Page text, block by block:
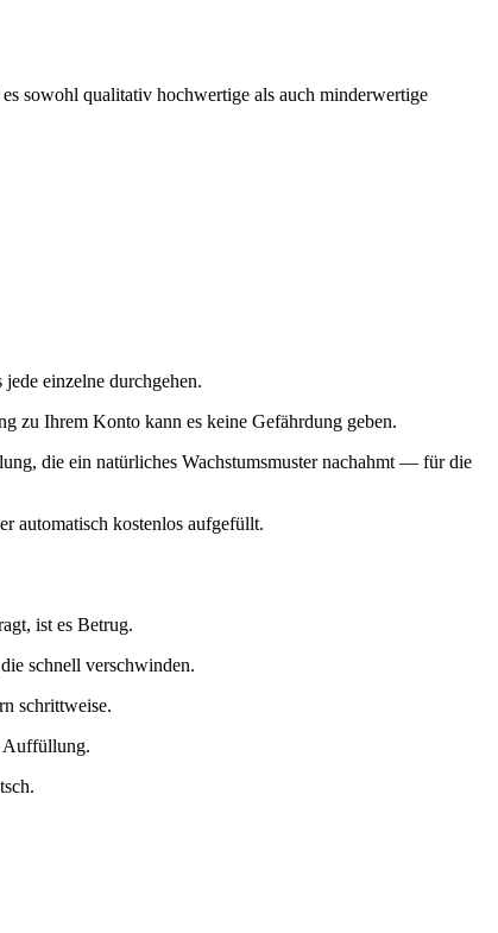
sowohl qualitativ hochwertige als auch minderwertige
einzelne durchgehen.
zu Ihrem Konto kann es keine Gefährdung geben.
die ein natürliches Wachstumsmuster nachahmt — für die
automatisch kostenlos aufgefüllt.
ist es Betrug.
schnell verschwinden.
schrittweise.
Auffüllung.